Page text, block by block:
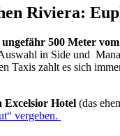
Riviera:
ungefähr 500 Meter
in Side und
Taxis zahlt es sich
Excelsior Hotel (das
vergeben.